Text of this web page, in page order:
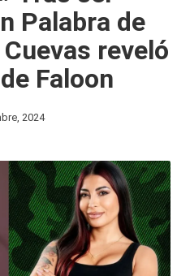
Palabra de
reveló
Faloon
2024